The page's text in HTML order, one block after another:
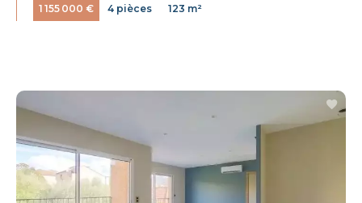
1 155 000 € 4 pièces 123 m²